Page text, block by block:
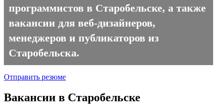
программистов в Старобельске, а также
вакансии для веб-дизайнеров,
менеджеров и публикаторов из
Старобельска.
Отправить резюме
Вакансии в Старобельске